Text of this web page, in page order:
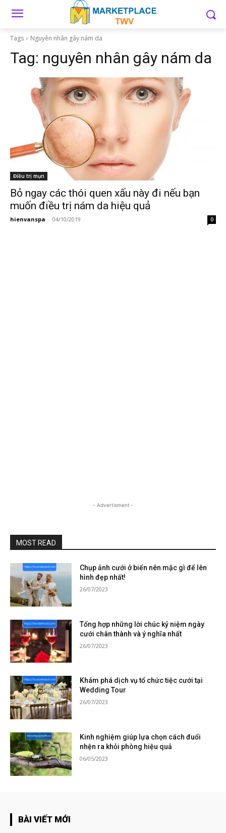
Tags Nguyên nhân gây nám da
Tag: nguyên nhân gây nám da
Điều trị mụn
Bỏ ngay các thói quen xấu này đi nếu bạn
muốn điều trị nám da hiệu quả
hienvanspa - 04/10/2019 0
- Advertisment -
MOST READ
Chụp ảnh cưới ở biển nên mặc gì để lên
hình đẹp nhất!
26/07/2023
Tổng hợp những lời chúc kỷ niệm ngày
cưới chân thành và ý nghĩa nhất
26/07/2023
Khám phá dịch vụ tổ chức tiệc cưới tại
Wedding Tour
26/07/2023
Kinh nghiệm giúp lựa chọn cách đuổi
nhện ra khỏi phòng hiệu quả
06/05/2023
BÀI VIẾT MỚI